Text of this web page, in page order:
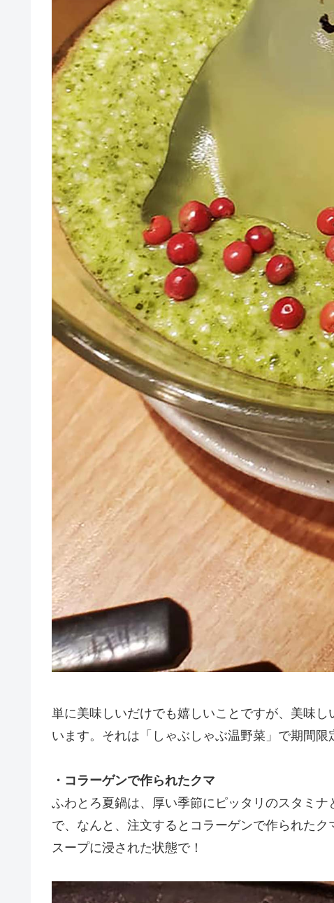
単に美味しいだけでも嬉しいことですが、美味
います。それは「しゃぶしゃぶ温野菜」で期間限
・コラーゲンで作られたクマ
ふわとろ夏鍋は、厚い季節にピッタリのスタミ
で、なんと、注文するとコラーゲンで作られた
スープに浸された状態で！